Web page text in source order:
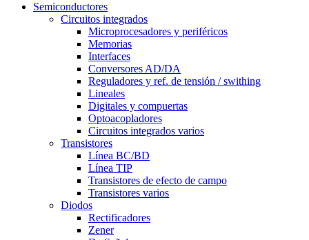
Semiconductores
Circuitos integrados
Microprocesadores y periféricos
Memorias
Interfaces
Conversores AD/DA
Reguladores y ref. de tensión / swithing
Lineales
Digitales y compuertas
Optoacopladores
Circuitos integrados varios
Transistores
Línea BC/BD
Línea TIP
Transistores de efecto de campo
Transistores varios
Diodos
Rectificadores
Zener